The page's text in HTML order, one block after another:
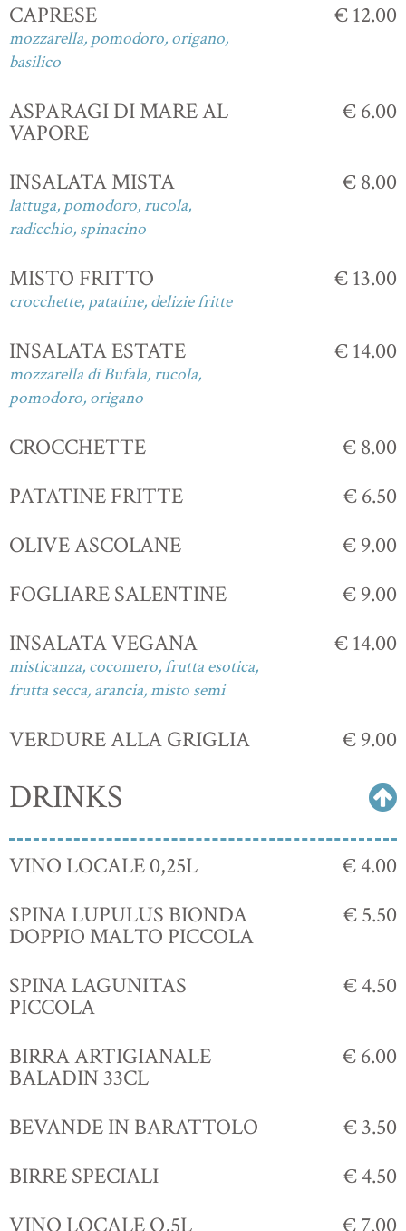
CAPRESE
mozzarella, pomodoro, origano,
basilico
€ 12.00
ASPARAGI DI MARE AL
VAPORE
€ 6.00
INSALATA MISTA
lattuga, pomodoro, rucola,
radicchio, spinacino
€ 8.00
MISTO FRITTO
crocchette, patatine, delizie fritte
€ 13.00
INSALATA ESTATE
mozzarella di Bufala, rucola,
pomodoro, origano
€ 14.00
CROCCHETTE
€ 8.00
PATATINE FRITTE
€ 6.50
OLIVE ASCOLANE
€ 9.00
FOGLIARE SALENTINE
€ 9.00
INSALATA VEGANA
misticanza, cocomero, frutta esotica,
frutta secca, arancia, misto semi
€ 14.00
VERDURE ALLA GRIGLIA € 9.00
DRINKS
VINO LOCALE 0,25L
€ 4.00
SPINA LUPULUS BIONDA
DOPPIO MALTO PICCOLA
€ 5.50
SPINA LAGUNITAS
PICCOLA
€ 4.50
BIRRA ARTIGIANALE
BALADIN 33CL
€ 6.00
BEVANDE IN BARATTOLO
€ 3.50
BIRRE SPECIALI
€ 4.50
VINO LOCALE O,5L
€ 7.00